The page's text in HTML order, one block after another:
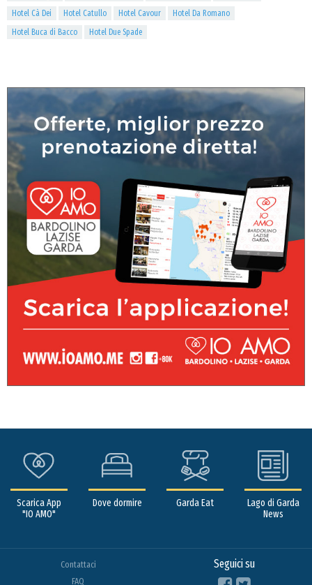
Hotel Cà Dei
Hotel Catullo Hotel Cavour
Hotel Da Romano
Hotel Buca di Bacco
Hotel Due Spade
Scarica App
"IO AMO"
Dove dormire Garda Eat
Lago di Garda
News
Contattaci
FAQ
Seguici su